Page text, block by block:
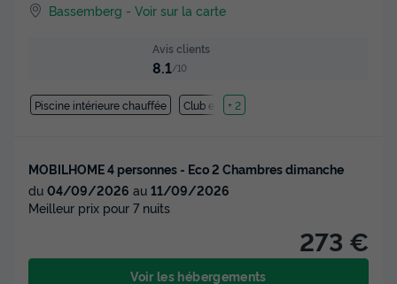
Bassemberg -Voir sur la carte
Avis clients
8.1/10
Piscine intérieure chauffée Club enfant
+ 2
MOBILHOME 4 personnes - Eco 2 Chambres dimanche
du 04/09/2026 au 11/09/2026
Meilleur prix pour 7 nuits
273 €
Voir les hébergements